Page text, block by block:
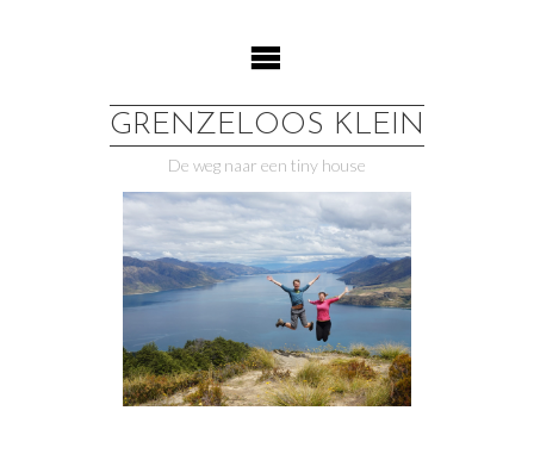
GRENZELOOS KLEIN
De weg naar een tiny house